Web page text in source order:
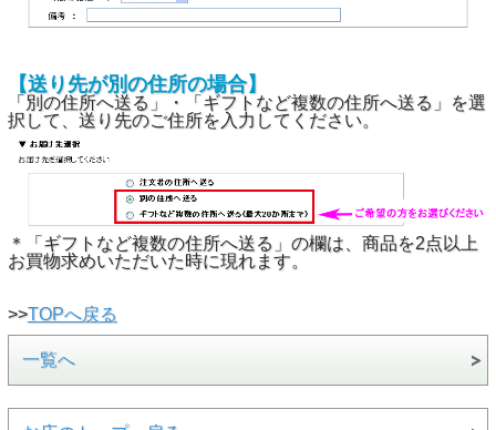
【送り先が別の住所の場合】
「別の住所へ送る」・「ギフトなど複数の住所へ送る」を選
択して、送り先のご住所を入力してください。
＊「ギフトなど複数の住所へ送る」の欄は、商品を2点以上
お買物求めいただいた時に現れます。
>>TOPへ戻る
一覧へ